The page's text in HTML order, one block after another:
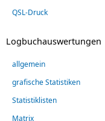
QSL-Druck
Logbuchauswertungen
allgemein
grafische Statistiken
Statistiklisten
Matrix